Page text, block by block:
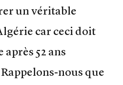
un véritable
car ceci doit
52 ans
nous que